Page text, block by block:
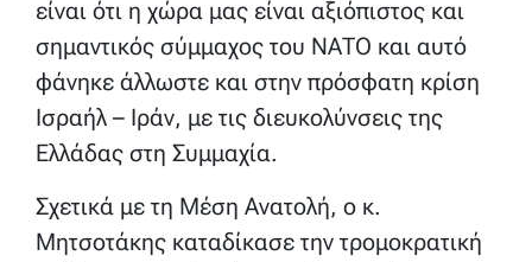
είναι ότι η χώρα μας είναι αξιόπιστος και
σημαντικός σύμμαχος του ΝΑΤΟ και αυτό
φάνηκε άλλωστε και στην πρόσφατη κρίση
Ισραήλ – Ιράν, με τις διευκολύνσεις της
Ελλάδας στη Συμμαχία.
Σχετικά με τη Μέση Ανατολή, ο κ.
Μητσοτάκης καταδίκασε την τρομοκρατική